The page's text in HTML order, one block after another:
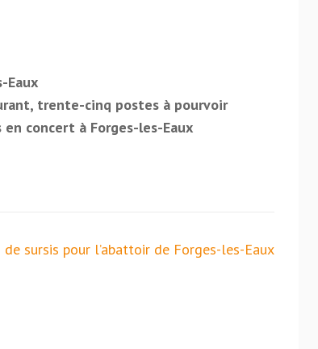
Eaux
trente-cinq postes à pourvoir
concert à Forges-les-Eaux
de sursis pour l’abattoir de Forges-les-Eaux